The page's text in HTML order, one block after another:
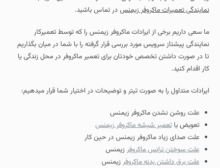
نمایندگی تعمیرات ماکروفر زیمنس در تماس باشید.
ما سعی داریم برخی از ایرادات ماکروفر زیمنس را که توسط تعمیرکار
نمایندگی پیشتاز سرویس مورد بررسی قرار گرفته را با شما در میان بگذاریم
تا در صورت داشتن تخصص خودتان برای تعمیر ماکروفر در محل زندگی یا
کار اقدام کنید.
ایرادات متداول را به صورت تیتر و توضیحات در اختیار شما قرار میدهیم:
علت روشن نشدن ماکروفر زیمنس
تعویض یاتعمیر شیشه ماکروفر زیمنس
علت صدای زیاد ماکروفر زیمنس در حین کار
علت سوختن ترانس ماکروفر زیمنس
علت برق داشتن بدنه ماکروفر زیمنس